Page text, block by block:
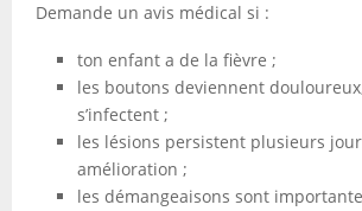
Demande un avis médical si :
ton enfant a de la fièvre ;
les boutons deviennent
s’infectent ;
les lésions persistent plusieurs
amélioration ;
les démangeaisons sont